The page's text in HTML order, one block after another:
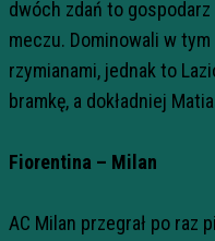
dwóch zdań to
meczu. Dominowali w
rzymianami, jednak to
bramkę, a dokładniej
Fiorentina – Milan
AC Milan przegrał po raz